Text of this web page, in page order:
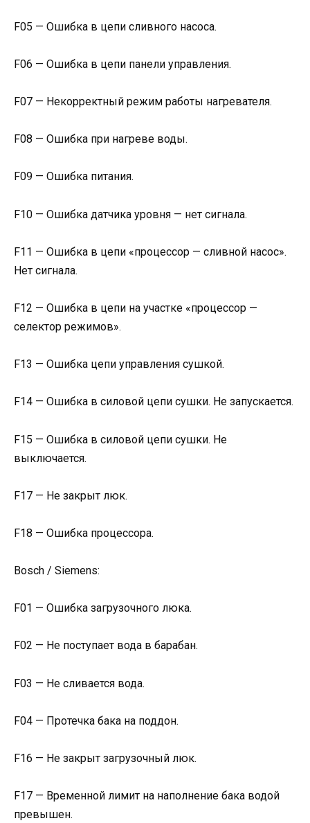
F05 — Ошибка в цепи сливного насоса.
F06 — Ошибка в цепи панели управления.
F07 — Некорректный режим работы нагревателя.
F08 — Ошибка при нагреве воды.
F09 — Ошибка питания.
F10 — Ошибка датчика уровня — нет сигнала.
F11 — Ошибка в цепи «процессор — сливной насос».
Нет сигнала.
F12 — Ошибка в цепи на участке «процессор —
селектор режимов».
F13 — Ошибка цепи управления сушкой.
F14 — Ошибка в силовой цепи сушки. Не запускается.
F15 — Ошибка в силовой цепи сушки. Не
выключается.
F17 — Не закрыт люк.
F18 — Ошибка процессора.
Bosch / Siemens:
F01 — Ошибка загрузочного люка.
F02 — Не поступает вода в барабан.
F03 — Не сливается вода.
F04 — Протечка бака на поддон.
F16 — Не закрыт загрузочный люк.
F17 — Временной лимит на наполнение бака водой
превышен.